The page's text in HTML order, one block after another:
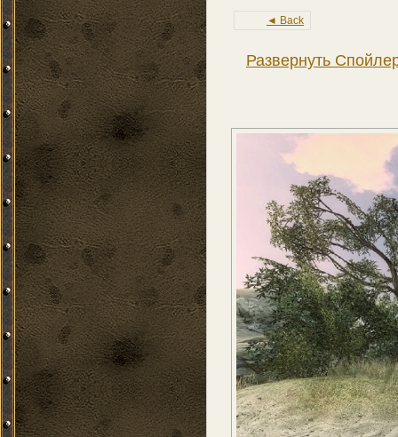
◄ Back
Развернуть